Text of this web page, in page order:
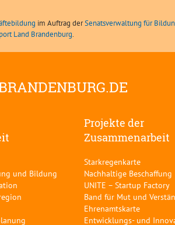
im Auftrag derSenatsverwaltung für
Land Brandenburg.
und Bildung
Projekte der
Zusammenarbeit
Starkregenkarte
Nachhaltige Beschaffung
UNITE – Startup Factory
Band für Mut und
Ehrenamtskarte
Entwicklungs- und